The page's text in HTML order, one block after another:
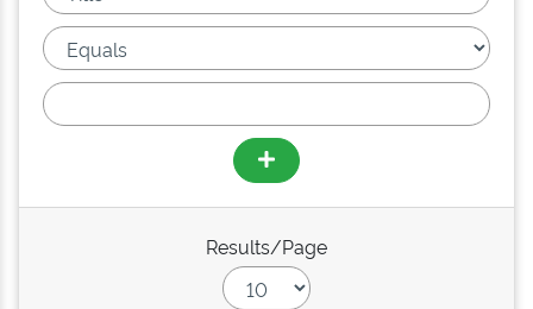
Results/Page